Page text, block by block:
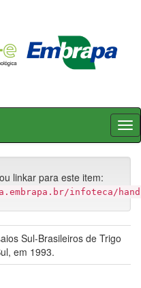
linkar para este item:
infoteca/
Sul-Brasileiros de Trigo
em 1993.